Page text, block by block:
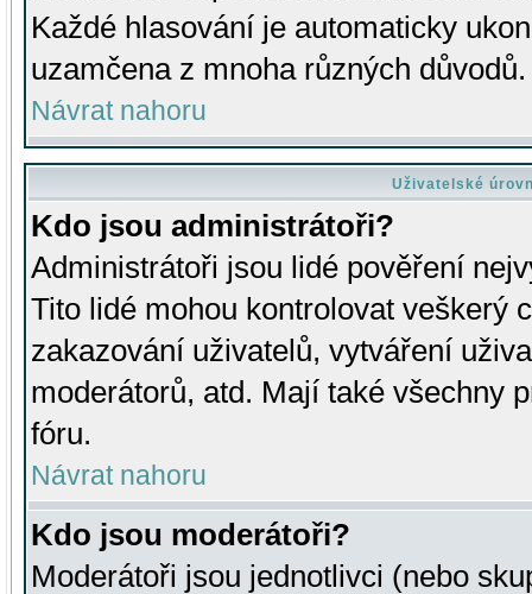
Každé hlasování je automaticky
uzamčena z mnoha různých důvodů.
Návrat nahoru
Uživatelské
Kdo jsou administrátoři?
Administrátoři jsou lidé pověření
Tito lidé mohou kontrolovat veškerý
zakazování uživatelů, vytváření
moderátorů, atd. Mají také všechny
fóru.
Návrat nahoru
Kdo jsou moderátoři?
Moderátoři jsou jednotlivci (nebo